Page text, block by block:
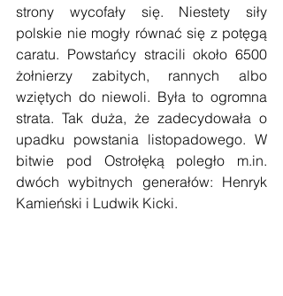
strony wycofały się. Niestety siły
polskie nie mogły równać się z potęgą
caratu. Powstańcy stracili około 6500
żołnierzy zabitych, rannych albo
wziętych do niewoli. Była to ogromna
strata. Tak duża, że zadecydowała o
upadku powstania listopadowego. W
bitwie pod Ostrołęką poległo m.in.
dwóch wybitnych generałów: Henryk
Kamieński i Ludwik Kicki.